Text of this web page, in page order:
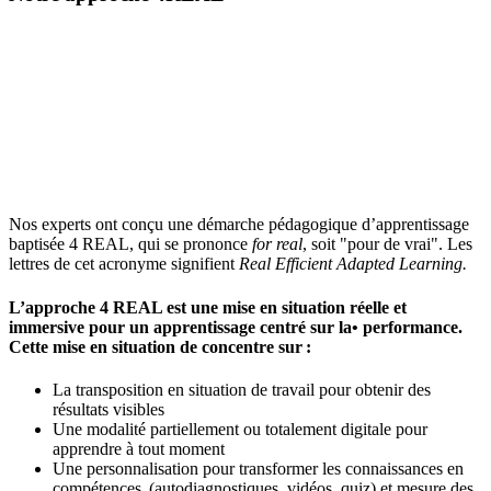
Nos experts ont conçu une démarche pédagogique d’apprentissage
baptisée 4 REAL, qui se prononce for real, soit "pour de vrai". Les
lettres de cet acronyme signifient Real Efficient Adapted Learning.
L’approche 4 REAL est une mise en situation réelle et
immersive pour un apprentissage centré sur la• performance.
Cette mise en situation de concentre sur :
La transposition en situation de travail pour obtenir des
résultats visibles
Une modalité partiellement ou totalement digitale pour
apprendre à tout moment
Une personnalisation pour transformer les connaissances en